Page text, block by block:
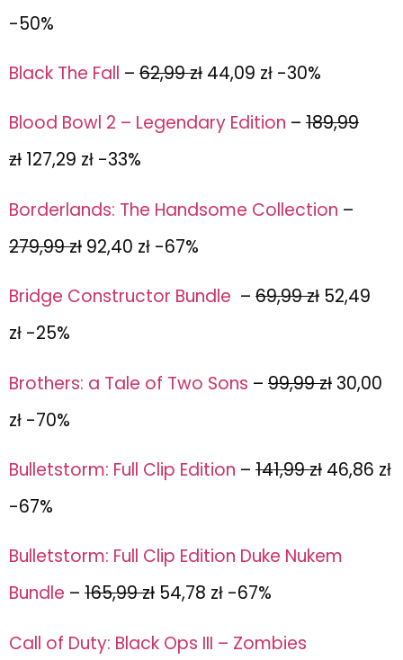
-50%
Black The Fall – 62,99 zł 44,09 zł -30%
Blood Bowl 2 – Legendary Edition – 189,99
zł 127,29 zł -33%
Borderlands: The Handsome Collection –
279,99 zł 92,40 zł -67%
Bridge Constructor Bundle – 69,99 zł 52,49
zł -25%
Brothers: a Tale of Two Sons – 99,99 zł 30,00
zł -70%
Bulletstorm: Full Clip Edition – 141,99 zł 46,86 zł
-67%
Bulletstorm: Full Clip Edition Duke Nukem
Bundle – 165,99 zł 54,78 zł -67%
Call of Duty: Black Ops III – Zombies